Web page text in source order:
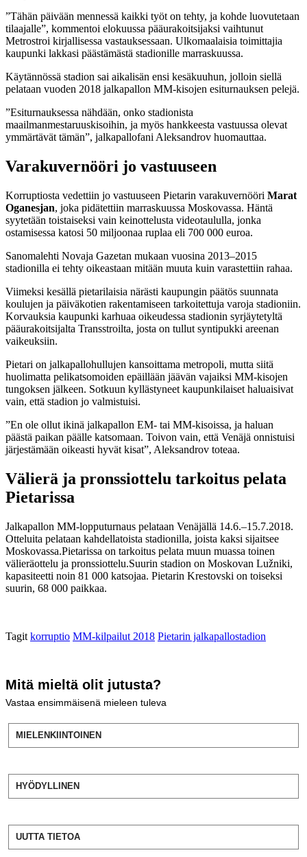
”Tähän päivään mennessä kaikki työt on tehty, ja kohde luovutetaan
tilaajalle”, kommentoi elokuussa pääurakoitsijaksi vaihtunut
Metrostroi kirjallisessa vastauksessaan. Ulkomaalaisia toimittajia
kaupunki lakkasi päästämästä stadionille marraskuussa.
Käytännössä stadion sai aikalisän ensi kesäkuuhun, jolloin siellä
pelataan vuoden 2018 jalkapallon MM-kisojen esiturnauksen pelejä.
”Esiturnauksessa nähdään, onko stadionista
maailmanmestaruuskisoihin, ja myös hankkeesta vastuussa olevat
ymmärtävät tämän”, jalkapallofani Aleksandrov huomauttaa.
Varakuvernööri jo vastuuseen
Korruptiosta vedettiin jo vastuuseen Pietarin varakuvernööri Marat
Oganesjan, joka pidätettiin marraskuussa Moskovassa. Häntä
syytetään toistaiseksi vain keinottelusta videotaululla, jonka
ostamisessa katosi 50 miljoonaa ruplaa eli 700 000 euroa.
Sanomalehti Novaja Gazetan mukaan vuosina 2013–2015
stadionilla ei tehty oikeastaan mitään muuta kuin varastettiin rahaa.
Viimeksi kesällä pietarilaisia närästi kaupungin päätös suunnata
koulujen ja päiväkotien rakentamiseen tarkoitettuja varoja stadioniin.
Korvauksia kaupunki karhuaa oikeudessa stadionin syrjäytetyltä
pääurakoitsijalta Transstroilta, josta on tullut syntipukki areenan
vaikeuksiin.
Pietari on jalkapallohullujen kansoittama metropoli, mutta siitä
huolimatta pelikatsomoiden epäillään jäävän vajaiksi MM-kisojen
tungoksen jälkeen. Sotkuun kyllästyneet kaupunkilaiset haluaisivat
vain, että stadion jo valmistuisi.
”En ole ollut ikinä jalkapallon EM- tai MM-kisoissa, ja haluan
päästä paikan päälle katsomaan. Toivon vain, että Venäjä onnistuisi
järjestämään oikeasti hyvät kisat”, Aleksandrov toteaa.
Välierä ja pronssiottelu tarkoitus pelata
Pietarissa
Jalkapallon MM-lopputurnaus pelataan Venäjällä 14.6.–15.7.2018.
Otteluita pelataan kahdellatoista stadionilla, joista kaksi sijaitsee
Moskovassa.Pietarissa on tarkoitus pelata muun muassa toinen
välieräottelu ja pronssiottelu.Suurin stadion on Moskovan Lužniki,
kapasiteetti noin 81 000 katsojaa. Pietarin Krestovski on toiseksi
suurin, 68 000 paikkaa.
Tagit korruptio MM-kilpailut 2018 Pietarin jalkapallostadion
Mitä mieltä olit jutusta?
Vastaa ensimmäisenä mieleen tuleva
MIELENKIINTOINEN
HYÖDYLLINEN
UUTTA TIETOA